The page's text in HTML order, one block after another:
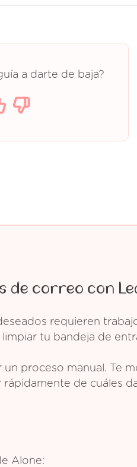
a darte de baja?
correo con
requieren
tu bandeja de
proceso manual. Te
de cuáles
Alone: